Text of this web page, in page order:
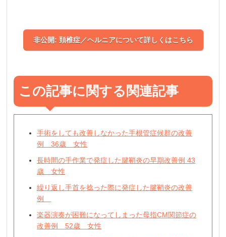
非公開: 頚椎症／ヘルニアについて詳しくはこちら
この記事に関する関連記事
手術をしても改善しなかった手根管症候群の改善
例 36歳 女性
長時間の手作業で発症した腱鞘炎の早期改善例 43
歳 女性
繰り返し手首を捻った際に発症した腱鞘炎の改善
例
楽器演奏が困難になってしまった母指CM関節症の
改善例 52歳 女性